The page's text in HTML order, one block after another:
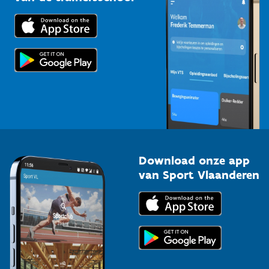
Trainers en begeleiders
Topsporters
Downloads
Voor de pers
Download onze app
van Sport Vlaanderen